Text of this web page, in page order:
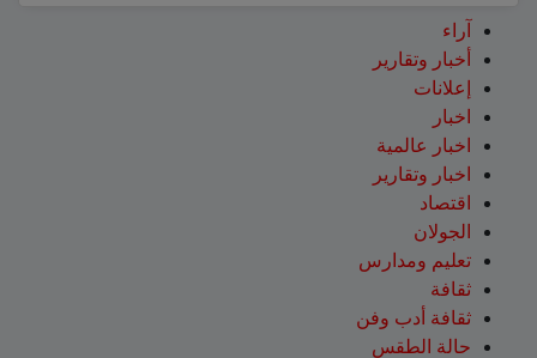
آراء
أخبار وتقارير
إعلانات
اخبار
اخبار عالمية
اخبار وتقارير
اقتصاد
الجولان
تعليم ومدارس
ثقافة
ثقافة أدب وفن
حالة الطقس